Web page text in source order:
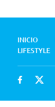
INICIO
LIFESTYLE